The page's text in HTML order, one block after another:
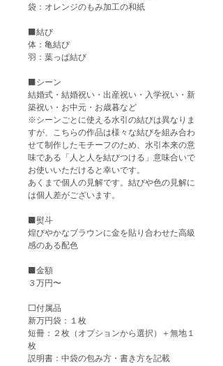
袋：オレンジのもみ加工の和紙
⬛️結び
体：亀結び
羽：葉っぱ結び
⬛️シーン
結婚式・結婚祝い・出産祝い・入学祝い・新
築祝い・お中元・お歳暮など
※シーンごとに使える水引の結びは異なりま
すが、こちらの作品は様々な結びを組み合わ
せて制作したモチーフのため、水引本来の意
味である「人と人を結びつける」意味合いで
お使いいただけると幸いです。
あくまで個人の見解です。結びや色の見解に
は個人差がございます。
⬛️熨斗
煌びやかなブラウンに金を貼り合わせた高級
感のある配色
⬛️金額
３万円〜
⬜️付属品
新万円袋：１枚
短冊：２枚（オプションから選択）＋無地１
枚
説明書：中袋の包み方・書き方を記載